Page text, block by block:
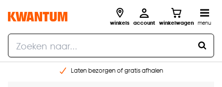
winkels account winkelwagen menu
Laten bezorgen of gratis afhalen